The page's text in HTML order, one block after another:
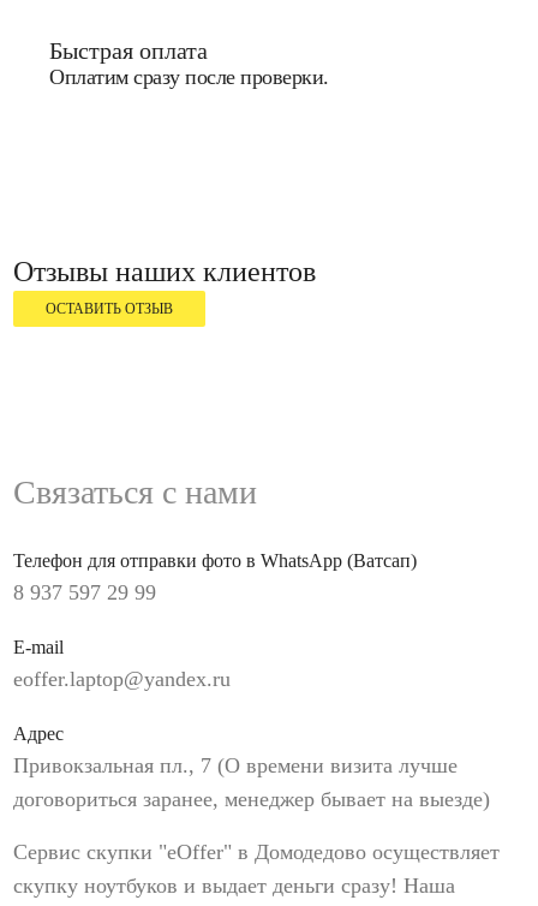
Быстрая оплата
Оплатим сразу после проверки.
Отзывы наших клиентов
ОСТАВИТЬ ОТЗЫВ
Связаться с нами
Телефон для отправки фото в WhatsApp (Ватсап)
8 937 597 29 99
E-mail
eoffer.laptop@yandex.ru
Адрес
Привокзальная пл., 7 (О времени визита лучше
договориться заранее, менеджер бывает на выезде)
Сервис скупки "eOffer" в Домодедово осуществляет
скупку ноутбуков и выдает деньги сразу! Наша